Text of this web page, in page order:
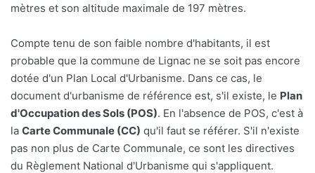
mètres et son altitude maximale de 197 mètres.
Compte tenu de son faible nombre d'habitants, il est
probable que la commune de Lignac ne se soit pas encore
dotée d'un Plan Local d'Urbanisme. Dans ce cas, le
document d'urbanisme de référence est, s'il existe, le Plan
d'Occupation des Sols (POS). En l'absence de POS, c'est à
la Carte Communale (CC) qu'il faut se référer. S'il n'existe
pas non plus de Carte Communale, ce sont les directives
du Règlement National d'Urbanisme qui s'appliquent.